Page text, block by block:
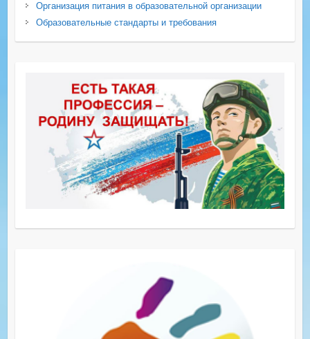
Организация питания в образовательной организации
Образовательные стандарты и требования